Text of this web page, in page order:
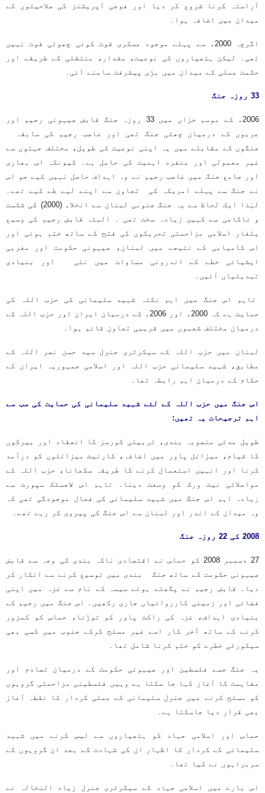
آراستہ کرنا شروع کر دیا اور فوجی آپریشنز کی صلاحیتوں کے
میدان میں اضافہ ہوا۔
اگرچہ 2000ء سے پہلے موجود عسکری قوت کوئی چھوٹی قوت نہیں
تھی۔ لیکن ہتھیاروں کی نوعیت، مقدار، منتقلی کے طریقے اور
حکمت عملی کے میدان میں بڑی پیشرفت سامنے آئی۔
33 روزہ جنگ
2006ء کے موسم خزاں میں 33 روزہ جنگ قابض صیہونی رجیم اور
عربوں کے درمیان چھٹی جنگ تھی اور غاصب رجیم کی سابقہ
جنگوں کے مقابلے میں یہ اپنی نوعیت کی طویل، مختلف جہتوں سے
غیر معمولی اور منفرد اہمیت کی حامل ہے۔ کیونکہ اس بھاری
اور جامع جنگ میں غاصب رجیم نے وہ اہداف حاصل نہیں کیے جو اس
نے جنگ سے پہلے امریکہ کی تعاون سے اپنے لیے طے کیے تھے۔
لہٰذا ایک لحاظ سے یہ جنگ جنوبی لبنان سے انخلاء (2000) کی شکست
و ناکامی سے کہیں زیادہ سخت تھی ۔ البتہ قابض رجیم کی وسیع
یلغار اسلامی مزاحمتی تحریکوں کی فتح کے ساتھ ختم ہوئی اور
اس کامیابی کے نتیجے میں لبنان، صیہونی حکومت اور مغربی
ایشیائی خطے کے اندرونی مساوات میں نئی اور بنیادی
تبدیلیاں آئیں۔
تاہم اس جنگ میں اہم نکتہ شہید سلیمانی کی حزب اللہ کی
حمایت ہے کہ 2000ء اور 2006ء کے درمیان ایران اور حزب اللہ کے
درمیان مختلف شعبوں میں قریبی تعاون قائم ہوا۔
لبنان میں حزب اللہ کے سیکرٹری جنرل سید حسن نصر اللہ کے
مطابق، شہید سلیمانی حزب اللہ اور اسلامی جمہوریہ ایران کے
حکام کے درمیان اہم رابطہ تھا۔
اس جنگ میں حزب اللہ کے لئے شہید سلیمانی کی حمایت کی سب سے
اہم ترجیحات یہ تھیں:
طویل مدتی منصوبہ بندی، تربیتی کورسز کا انعقاد اور بیرکوں
کا قیام، میزائل پاور میں اضافہ، کارنیٹ میزائلوں کو درآمد
کرنا اور انہیں استعمال کرنے کا طریقہ سکھانا، حزب اللہ کے
مواصلاتی نیٹ ورک کو وسعت دینا۔ تاہم اس لاجسٹک سپورٹ سے
زیادہ اہم اس جنگ میں شہید سلیمانی کی فعال موجودگی تھی کہ
وہ میدان کے اندر اور لبنان سے اس جنگ کی پیروی کر رہے تھے۔
2008 کی 22 روزہ جنگ
27 دسمبر 2008 کو حماس نے اقتصادی ناکہ بندی کی وجہ سے قابض
صیہونی حکومت کے ساتھ جنگ بندی میں توسیع کرنے سے انکار کر
دیا۔ قابض رجیم نے پگھلے ہوئے سیسہ کے نام سے غزہ میں اپنی
فضائی اور زمینی کارروائیاں جاری رکھیں۔ اس جنگ میں رجیم کے
بنیادی اہداف، غزہ کی راکٹ پاور کو توڑنا، حماس کو کمزور
کرنے کے ساتھ آخر کار اسے غیر مسلح کرکے جنوب میں کسی بھی
سیکورٹی خطرے کو ختم کرنا شامل تھا۔
یہ جنگ جسے فلسطین اور صیہونی حکومت کے درمیان تصادم اور
مفاہمت کا آغاز کہا جا سکتا ہے وہیں فلسطینی مزاحمتی گروہوں
کو مسلح کرنے میں جنرل سلیمانی کے عملی کردار کا نقطہ آغاز
بھی قرار دیا جاسکتا ہے۔
حماس اور اسلامی جہاد کو ہتھیاروں سے لیس کرنے میں شہید
سلیمانی کے کردار کا اظہار ان کی شہادت کے بعد ان گروہوں کے
سربراہوں نے کیا تھا۔
اس بارے میں اسلامی جہاد کے سیکرٹری جنرل زیاد النخالہ نے